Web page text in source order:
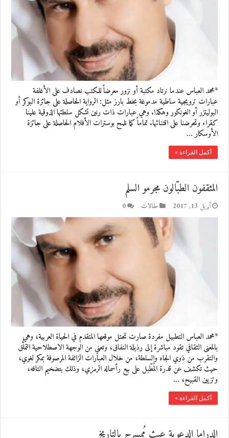
*محمد العباس عندما نرتاد مكتبة أو نزور معرضاً للكتب نصادف على الأغلفة
عبارات ترويجية ساطية مدموغة بخط بارز مثل: الرواية الحاصلة على جائزة البوكر أو
البوليتزر أو الغونكور وهكذا. وهي عبارات ذات رنين تشكل سلطتها الذوقية علينا
كقراء وتحرضنا على اقتنائها. تماماً كما نلمح بوسترات الأفلام الحاصلة على جائزة
الأوسكار …
أكمل القراءة »
المثقفون الطبّالون مجرمو السلم
أبريل 13, 2017 مقالات 0
*محمد العباس التطبيل مفردة صارت تحتل موقعها المتقدم في الحياة العربية، وهي
بالمعنى الثقافي تقود مباشرة إلى رذيلة النفاق، وتعني من الوجهة الاصطلاحية التملُّق
والتقرب من ذوي الجاه والسلطة، من خلال العبارات الزائفة المرصوفة بمكر لغوي،
حيث تكشف عن قدرة المُطّبل على بيع رأسماله الرمزي، وذلك بتضخيم التافه،
وتزيين القبيح، …
أكمل القراءة »